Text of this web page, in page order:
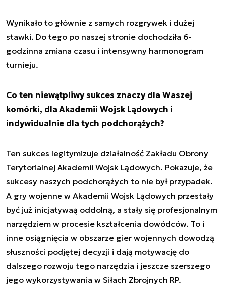
Wynikało to głównie z samych rozgrywek i dużej
stawki. Do tego po naszej stronie dochodziła 6-
godzinna zmiana czasu i intensywny harmonogram
turnieju.
Co ten niewątpliwy sukces znaczy dla Waszej
komórki, dla Akademii Wojsk Lądowych i
indywidualnie dla tych podchorążych?
Ten sukces legitymizuje działalność Zakładu Obrony
Terytorialnej Akademii Wojsk Lądowych. Pokazuje, że
sukcesy naszych podchorążych to nie był przypadek.
A gry wojenne w Akademii Wojsk Lądowych przestały
być już inicjatywaą oddolną, a stały się profesjonalnym
narzędziem w procesie kształcenia dowódców. To i
inne osiągnięcia w obszarze gier wojennych dowodzą
słuszności podjętej decyzji i dają motywację do
dalszego rozwoju tego narzędzia i jeszcze szerszego
jego wykorzystywania w Siłach Zbrojnych RP.